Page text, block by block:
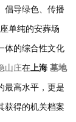
倡导绿色、传播
单纯的安葬场
体的综合性文化
山庄在上海 墓地
最高水平，更是
获得的机关档案